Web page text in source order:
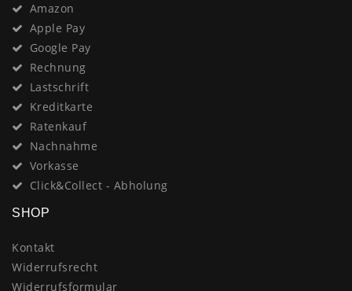
Amazon
Apple Pay
Google Pay
Rechnung
Lastschrift
Kreditkarte
Ratenkauf
Nachnahme
Vorkasse
Click&Collect - Abholung
SHOP
Kontakt
Widerrufsrecht
Widerrufsformular